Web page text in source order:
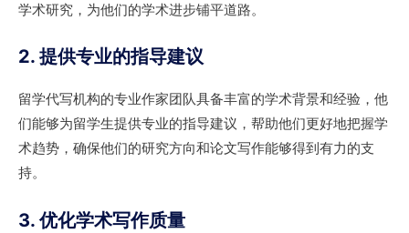
学术研究，为他们的学术进步铺平道路。
2. 提供专业的指导建议
留学代写机构的专业作家团队具备丰富的学术背景和经验，他
们能够为留学生提供专业的指导建议，帮助他们更好地把握学
术趋势，确保他们的研究方向和论文写作能够得到有力的支
持。
3. 优化学术写作质量